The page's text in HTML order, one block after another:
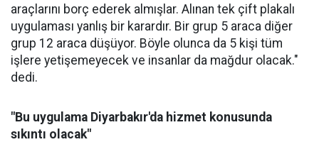
araçlarını borç ederek almışlar. Alınan tek çift plakalı
uygulaması yanlış bir karardır. Bir grup 5 araca diğer
grup 12 araca düşüyor. Böyle olunca da 5 kişi tüm
işlere yetişemeyecek ve insanlar da mağdur olacak."
dedi.
"Bu uygulama Diyarbakır'da hizmet konusunda
sıkıntı olacak"